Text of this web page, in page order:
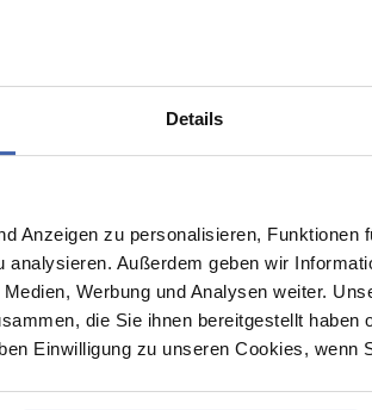
Details
Anzeigen zu personalisieren, Funktionen
analysieren. Außerdem geben wir
Werbung und Analysen weiter.
die Sie ihnen bereitgestellt haben
Einwilligung zu unseren Cookies, wenn
Hilfe
Drucklexikon
FAQ
Kontakt